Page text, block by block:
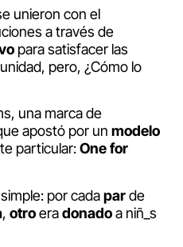
unieron con el
a través de
para satisfacer las
pero, ¿Cómo lo
una marca de
apostó por un modelo
particular:One for
por cadaparde
, otroeradonadoa niñ_s